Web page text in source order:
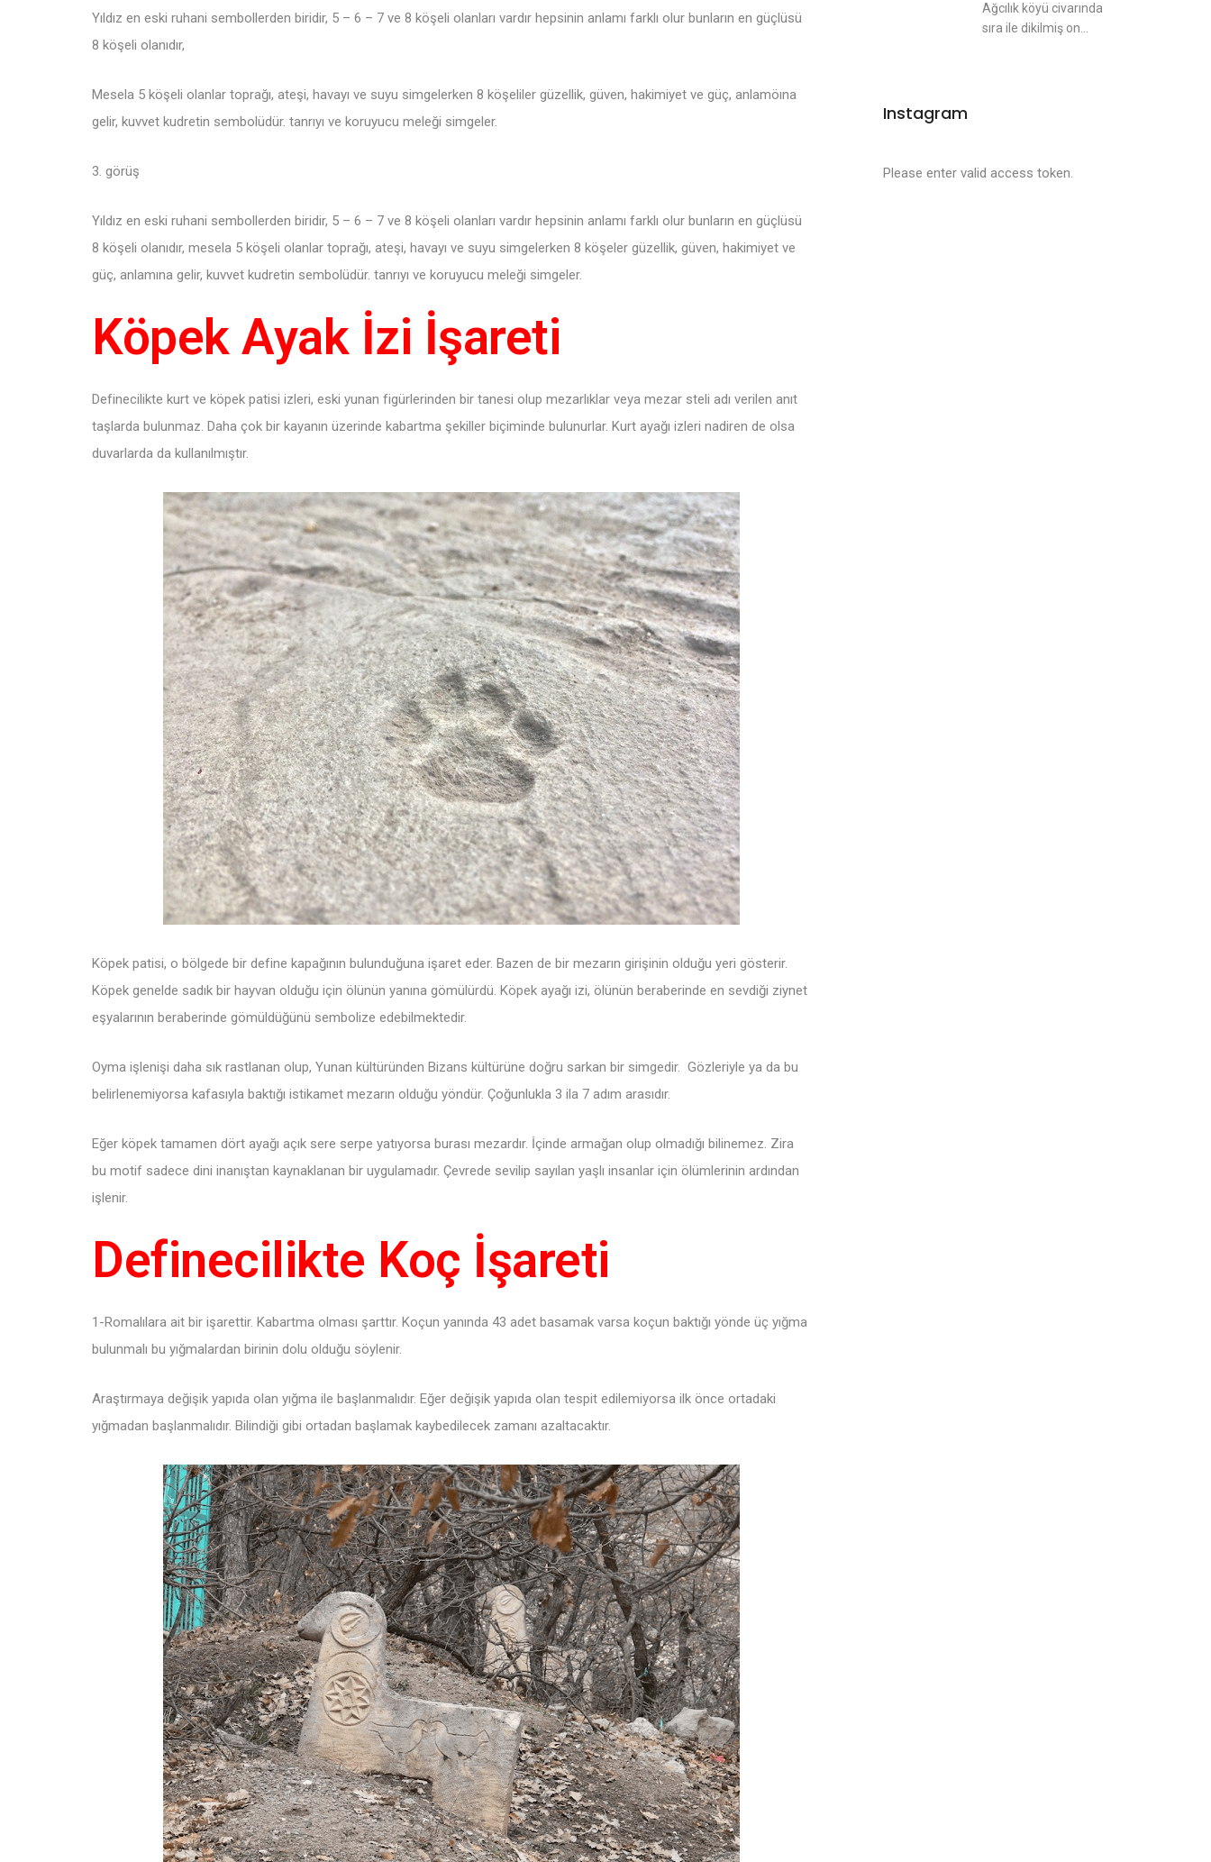
Yıldız en eski ruhani sembollerden biridir, 5 – 6 – 7 ve 8 köşeli olanları vardır hepsinin anlamı farklı olur bunların en güçlüsü
8 köşeli olanıdır,
Mesela 5 köşeli olanlar toprağı, ateşi, havayı ve suyu simgelerken 8 köşeliler güzellik, güven, hakimiyet ve güç, anlamöına
gelir, kuvvet kudretin sembolüdür. tanrıyı ve koruyucu meleği simgeler.
3. görüş
Yıldız en eski ruhani sembollerden biridir, 5 – 6 – 7 ve 8 köşeli olanları vardır hepsinin anlamı farklı olur bunların en güçlüsü
8 köşeli olanıdır, mesela 5 köşeli olanlar toprağı, ateşi, havayı ve suyu simgelerken 8 köşeler güzellik, güven, hakimiyet ve
güç, anlamına gelir, kuvvet kudretin sembolüdür. tanrıyı ve koruyucu meleği simgeler.
Köpek Ayak İzi İşareti
Definecilikte kurt ve köpek patisi izleri, eski yunan figürlerinden bir tanesi olup mezarlıklar veya mezar steli adı verilen anıt
taşlarda bulunmaz. Daha çok bir kayanın üzerinde kabartma şekiller biçiminde bulunurlar. Kurt ayağı izleri nadiren de olsa
duvarlarda da kullanılmıştır.
Köpek patisi, o bölgede bir define kapağının bulunduğuna işaret eder. Bazen de bir mezarın girişinin olduğu yeri gösterir.
Köpek genelde sadık bir hayvan olduğu için ölünün yanına gömülürdü. Köpek ayağı izi, ölünün beraberinde en sevdiği ziynet
eşyalarının beraberinde gömüldüğünü sembolize edebilmektedir.
Oyma işlenişi daha sık rastlanan olup, Yunan kültüründen Bizans kültürüne doğru sarkan bir simgedir. Gözleriyle ya da bu
belirlenemiyorsa kafasıyla baktığı istikamet mezarın olduğu yöndür. Çoğunlukla 3 ila 7 adım arasıdır.
Eğer köpek tamamen dört ayağı açık sere serpe yatıyorsa burası mezardır. İçinde armağan olup olmadığı bilinemez. Zira
bu motif sadece dini inanıştan kaynaklanan bir uygulamadır. Çevrede sevilip sayılan yaşlı insanlar için ölümlerinin ardından
işlenir.
Definecilikte Koç İşareti
1-Romalılara ait bir işarettir. Kabartma olması şarttır. Koçun yanında 43 adet basamak varsa koçun baktığı yönde üç yığma
bulunmalı bu yığmalardan birinin dolu olduğu söylenir.
Araştırmaya değişik yapıda olan yığma ile başlanmalıdır. Eğer değişik yapıda olan tespit edilemiyorsa ilk önce ortadaki
yığmadan başlanmalıdır. Bilindiği gibi ortadan başlamak kaybedilecek zamanı azaltacaktır.
Ağcılık köyü civarında
sıra ile dikilmiş on...
Instagram
Please enter valid access token.